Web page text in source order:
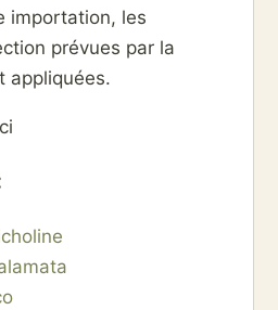
importation, les
prévues par la
appliquées.